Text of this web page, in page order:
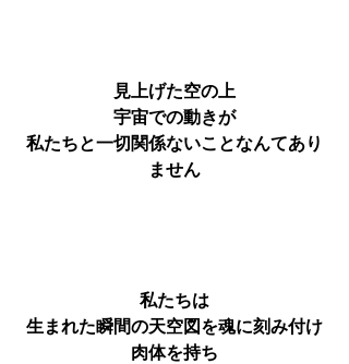
見上げた空の上
宇宙での動きが
私たちと一切関係ないことなんてあり
ません
私たちは
生まれた瞬間の天空図を魂に刻み付け
肉体を持ち